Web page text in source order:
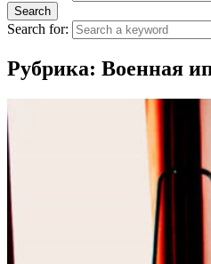
Search
Search for:
Рубрика: Военная